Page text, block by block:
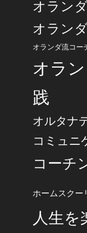
オラン
オラン
オランダ流コー
オラ
践
オルタナ
コミュニ
コーチ
ホームスクー
人生を